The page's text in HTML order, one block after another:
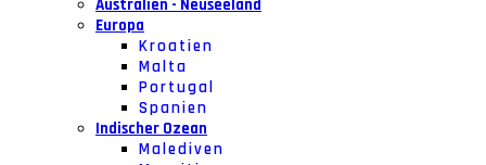
Australien - Neuseeland
Europa
Kroatien
Malta
Portugal
Spanien
Indischer Ozean
Malediven